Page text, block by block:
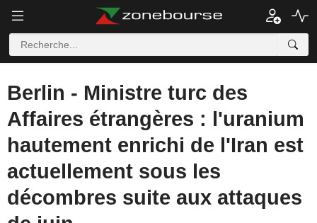
Berlin - Ministre turc des
Affaires étrangères : l'uranium
hautement enrichi de l'Iran est
actuellement sous les
décombres suite aux attaques